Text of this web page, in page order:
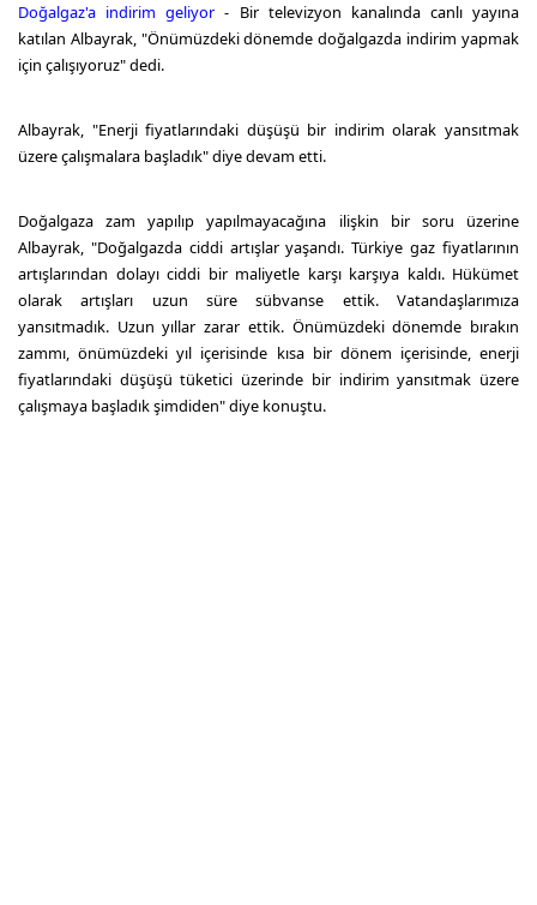
Doğalgaz'a indirim geliyor - Bir televizyon kanalında canlı yayına
katılan Albayrak, "Önümüzdeki dönemde doğalgazda indirim yapmak
için çalışıyoruz" dedi.
Albayrak, "Enerji fiyatlarındaki düşüşü bir indirim olarak yansıtmak
üzere çalışmalara başladık" diye devam etti.
Doğalgaza zam yapılıp yapılmayacağına ilişkin bir soru üzerine
Albayrak, "Doğalgazda ciddi artışlar yaşandı. Türkiye gaz fiyatlarının
artışlarından dolayı ciddi bir maliyetle karşı karşıya kaldı. Hükümet
olarak artışları uzun süre sübvanse ettik. Vatandaşlarımıza
yansıtmadık. Uzun yıllar zarar ettik. Önümüzdeki dönemde bırakın
zammı, önümüzdeki yıl içerisinde kısa bir dönem içerisinde, enerji
fiyatlarındaki düşüşü tüketici üzerinde bir indirim yansıtmak üzere
çalışmaya başladık şimdiden" diye konuştu.